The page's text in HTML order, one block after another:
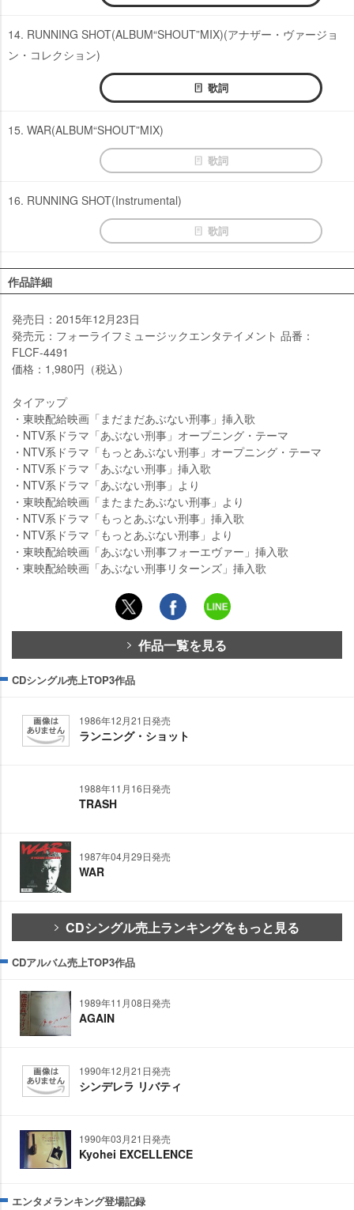
14. RUNNING SHOT(ALBUM“SHOUT”MIX)(アナザー・ヴァージョ
ン・コレクション)
歌詞
15. WAR(ALBUM“SHOUT”MIX)
歌詞
16. RUNNING SHOT(Instrumental)
歌詞
作品詳細
発売日：2015年12月23日
発売元：フォーライフミュージックエンタテイメント 品番：
FLCF-4491
価格：1,980円（税込）
タイアップ
・東映配給映画「まだまだあぶない刑事」挿入歌
・NTV系ドラマ「あぶない刑事」オープニング・テーマ
・NTV系ドラマ「もっとあぶない刑事」オープニング・テーマ
・NTV系ドラマ「あぶない刑事」挿入歌
・NTV系ドラマ「あぶない刑事」より
・東映配給映画「またまたあぶない刑事」より
・NTV系ドラマ「もっとあぶない刑事」挿入歌
・NTV系ドラマ「もっとあぶない刑事」より
・東映配給映画「あぶない刑事フォーエヴァー」挿入歌
・東映配給映画「あぶない刑事リターンズ」挿入歌
作品一覧を見る
CDシングル売上TOP3作品
1986年12月21日発売
ランニング・ショット
1988年11月16日発売
TRASH
1987年04月29日発売
WAR
CDシングル売上ランキングをもっと見る
CDアルバム売上TOP3作品
1989年11月08日発売
AGAIN
1990年12月21日発売
シンデレラ リバティ
1990年03月21日発売
Kyohei EXCELLENCE
エンタメランキング登場記録